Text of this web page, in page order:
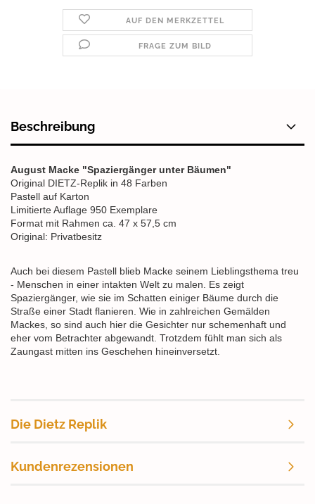
AUF DEN MERKZETTEL
FRAGE ZUM BILD
Beschreibung
August Macke "Spaziergänger unter Bäumen"
Original DIETZ-Replik in 48 Farben
Pastell auf Karton
Limitierte Auflage 950 Exemplare
Format mit Rahmen ca. 47 x 57,5 cm
Original: Privatbesitz
Auch bei diesem Pastell blieb Macke seinem Lieblingsthema treu
- Menschen in einer intakten Welt zu malen. Es zeigt
Spaziergänger, wie sie im Schatten einiger Bäume durch die
Straße einer Stadt flanieren. Wie in zahlreichen Gemälden
Mackes, so sind auch hier die Gesichter nur schemenhaft und
eher vom Betrachter abgewandt. Trotzdem fühlt man sich als
Zaungast mitten ins Geschehen hineinversetzt.
Die Dietz Replik
Kundenrezensionen